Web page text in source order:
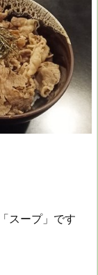
スープ」です